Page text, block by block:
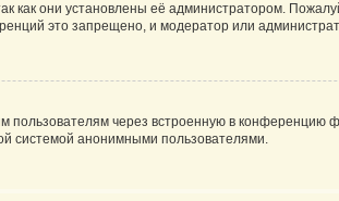
они установлены её администратором.
это запрещено, и модератор или
пользователям через встроенную в конференцию
системой анонимными пользователями.